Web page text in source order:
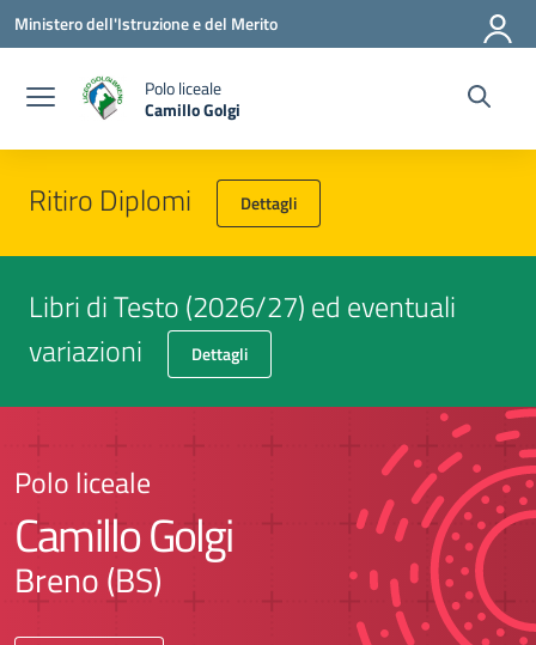
Vai ai contenuti
Vai al menu di navigazione
Vai al footer
Ministero dell'Istruzione e del Merito
Polo liceale
Camillo Golgi
Ritiro Diplomi Dettagli
Libri di Testo (2026/27) ed eventuali
variazioni
Dettagli
Polo liceale
Camillo Golgi
Breno (BS)